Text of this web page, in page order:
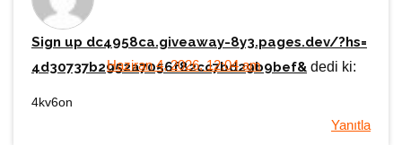
Sign up dc4958ca.giveaway-8y3.pages.dev/?hs=
4d30737b2952a7056f82cc7bd29b9bef& dedi ki:
Haziran 4, 2026, 12:04 am
4kv6on
Yanıtla